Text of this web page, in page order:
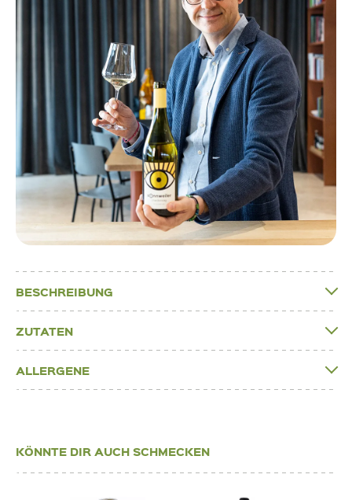
BESCHREIBUNG
ZUTATEN
ALLERGENE
KÖNNTE DIR AUCH SCHMECKEN